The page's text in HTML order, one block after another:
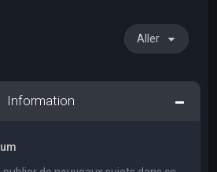
Aller
Information